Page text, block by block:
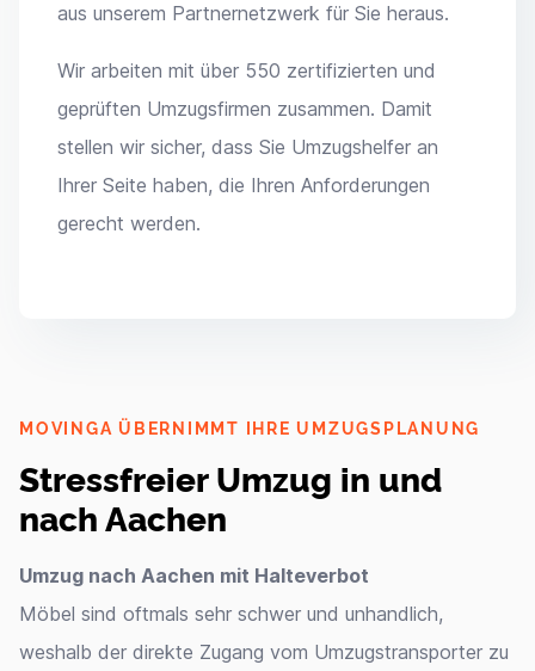
aus unserem Partnernetzwerk für Sie heraus.
Wir arbeiten mit über 550 zertifizierten und
geprüften Umzugsfirmen zusammen. Damit
stellen wir sicher, dass Sie Umzugshelfer an
Ihrer Seite haben, die Ihren Anforderungen
gerecht werden.
MOVINGA ÜBERNIMMT IHRE UMZUGSPLANUNG
Stressfreier Umzug in und
nach Aachen
Umzug nach Aachen mit Halteverbot
Möbel sind oftmals sehr schwer und unhandlich,
weshalb der direkte Zugang vom Umzugstransporter zu